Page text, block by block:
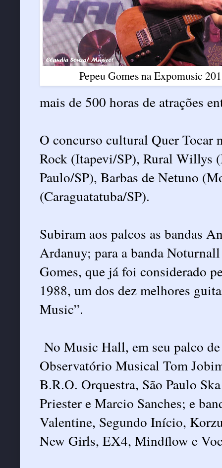
Pepeu Gomes na Expomusic
mais de 500 horas de atrações
O concurso cultural Quer
Rock (Itapevi/SP), Rural Willys
Paulo/SP), Barbas de Netuno
(Caraguatatuba/SP).
Subiram aos palcos as bandas
Ardanuy; para a banda
Gomes, que já foi considerado
1988, um dos dez melhores
Music”.
No Music Hall, em seu palco
Observatório Musical Tom
B.R.O. Orquestra, São Paulo
Priester e Marcio Sanches; e
Valentine, Segundo Início,
New Girls, EX4, Mindflow e